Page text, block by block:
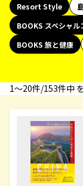
Resort Style
BOOKS スペシャル
BOOKS 旅と健康
1〜20件/153件中